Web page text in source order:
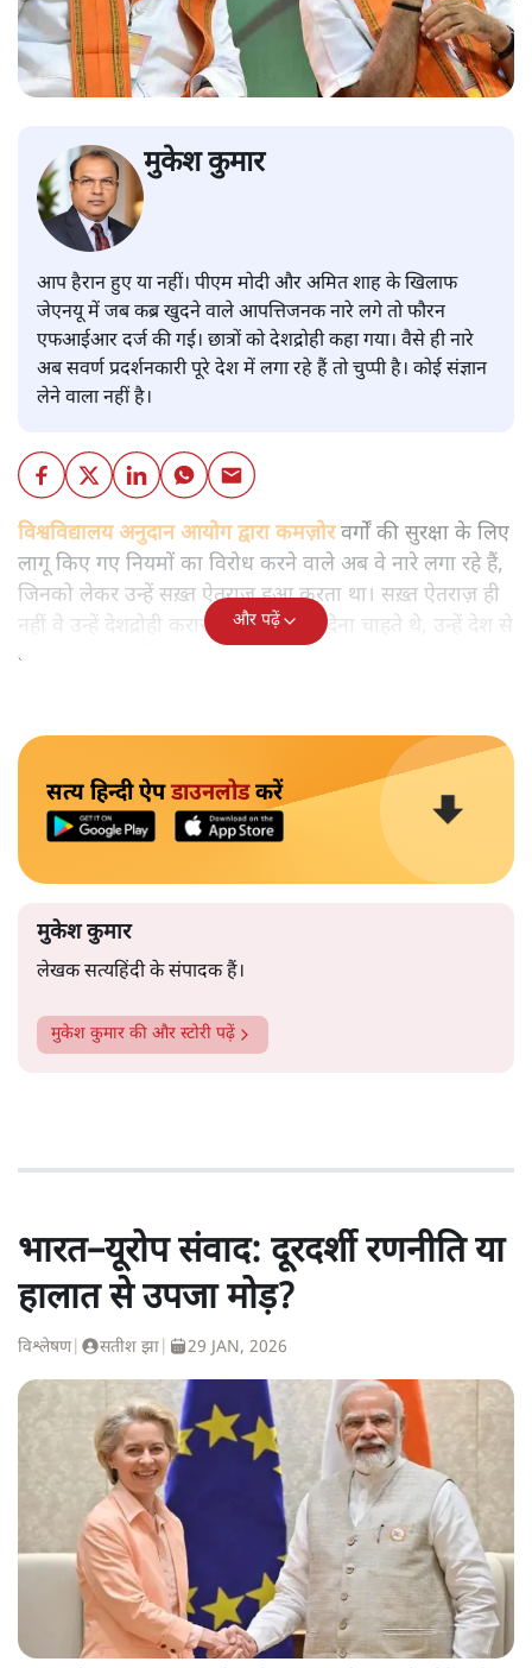
मुकेश कुमार
आप हैरान हुए या नहीं। पीएम मोदी और अमित शाह के खिलाफ
जेएनयू में जब कब्र खुदने वाले आपत्तिजनक नारे लगे तो फौरन
एफआईआर दर्ज की गई। छात्रों को देशद्रोही कहा गया। वैसे ही नारे
अब सवर्ण प्रदर्शनकारी पूरे देश में लगा रहे हैं तो चुप्पी है। कोई संज्ञान
लेने वाला नहीं है।
विश्वविद्यालय अनुदान आयोग द्वारा कमज़ोरवर्गों की सुरक्षा के लिए
लागू किए गए नियमों का विरोध करने वाले अब वे नारे लगा रहे हैं,
जिनको लेकर उन्हें सख़्त ऐतराज़ हुआ करता था। सख़्त ऐतराज़ ही
नहीं वे उन्हें देशद्रोही करार देकर जेल भेज देना चाहते थे, उन्हें देश से
बाहर चले जाने को कह रहे थे।
और पढ़ें
सत्य हिन्दी ऐपडाउनलोडकरें
मुकेश कुमार
लेखक सत्यहिंदी के संपादक हैं।
मुकेश कुमार की और स्टोरी पढ़ें
भारत–यूरोप संवाद: दूरदर्शी रणनीति या
हालात से उपजा मोड़?
विश्लेषण| सतीश झा 29 JAN, 2026